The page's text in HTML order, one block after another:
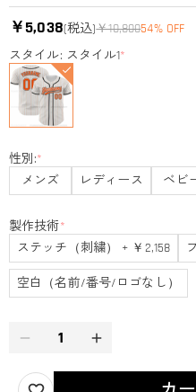
￥5,038(税込)￥10,80054% OFF
スタイル: スタイル1*
性別:*
メンズ
レディース ベビ
製作技術*
ステッチ（刺繍） + ￥2,158
空白（名前/番号/ロゴなし）